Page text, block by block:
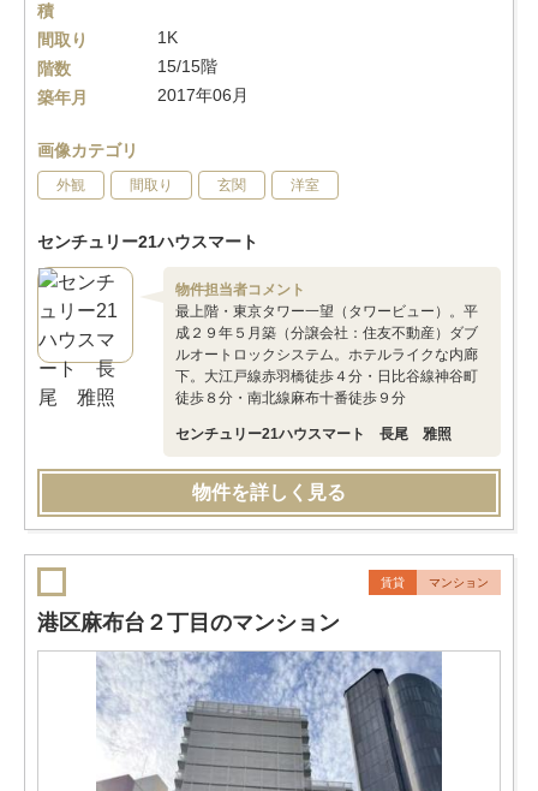
積
間取り
1K
階数
15/15階
築年月
2017年06月
画像カテゴリ
外観 間取り 玄関 洋室
センチュリー21ハウスマート
物件担当者コメント
最上階・東京タワー一望（タワービュー）。平
成２９年５月築（分譲会社：住友不動産）ダブ
ルオートロックシステム。ホテルライクな内廊
下。大江戸線赤羽橋徒歩４分・日比谷線神谷町
徒歩８分・南北線麻布十番徒歩９分
センチュリー21ハウスマート 長尾 雅照
物件を詳しく見る
賃貸 マンション
港区麻布台２丁目のマンション